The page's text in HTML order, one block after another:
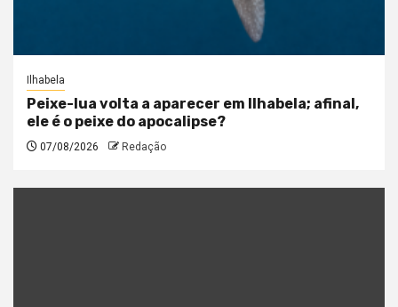
Ilhabela
Peixe-lua volta a aparecer em Ilhabela; afinal,
ele é o peixe do apocalipse?
07/08/2026 Redação